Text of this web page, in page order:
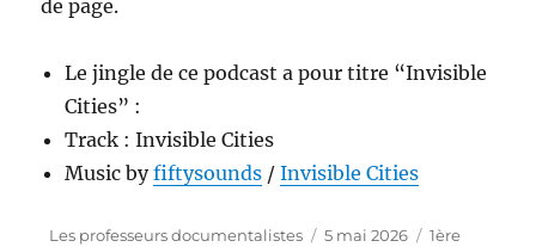
de page.
Le jingle de ce podcast a pour titre “Invisible
Cities” :
Track : Invisible Cities
Music byfiftysounds /Invisible Cities
Auteur
Les professeurs documentalistes
Publié
5 mai 2026 Catégories
1ère